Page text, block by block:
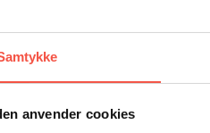
anvender cookies
210 brt